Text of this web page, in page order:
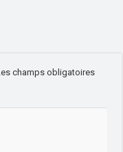
champs obligatoires